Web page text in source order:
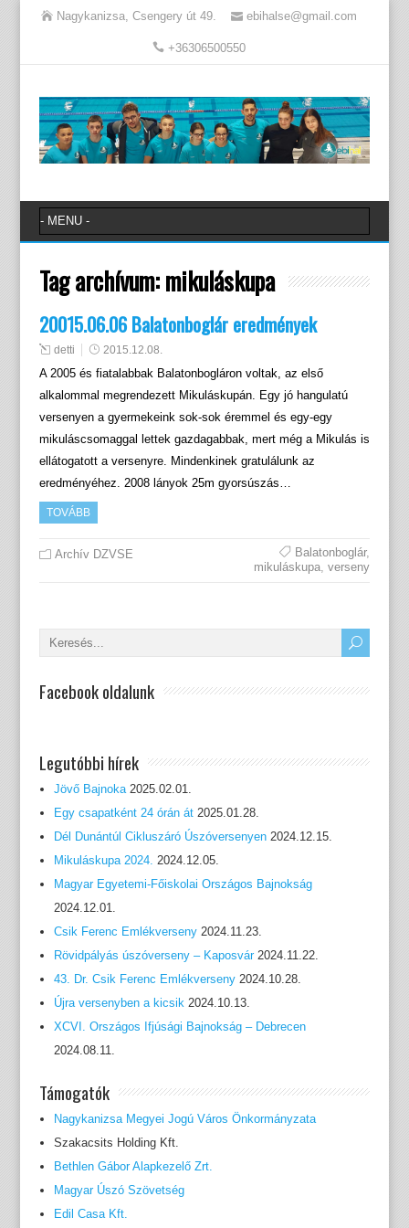
Nagykanizsa, Csengery út 49. ebihalse@gmail.com
+36306500550
Tag archívum:mikuláskupa
20015.06.06 Balatonboglár eredmények
detti 2015.12.08.
A 2005 és fiatalabbak Balatonbogláron voltak, az első
alkalommal megrendezett Mikuláskupán. Egy jó hangulatú
versenyen a gyermekeink sok-sok éremmel és egy-egy
mikuláscsomaggal lettek gazdagabbak, mert még a Mikulás is
ellátogatott a versenyre. Mindenkinek gratulálunk az
eredményéhez. 2008 lányok 25m gyorsúszás…
TOVÁBB
Archív DZVSE Balatonboglár,
mikuláskupa ,verseny
Facebook oldalunk
Legutóbbi hírek
Jövő Bajnoka 2025.02.01.
Egy csapatként 24 órán át 2025.01.28.
Dél Dunántúl Cikluszáró Úszóversenyen 2024.12.15.
Mikuláskupa 2024. 2024.12.05.
Magyar Egyetemi-Főiskolai Országos Bajnokság
2024.12.01.
Csik Ferenc Emlékverseny 2024.11.23.
Rövidpályás úszóverseny – Kaposvár 2024.11.22.
43. Dr. Csik Ferenc Emlékverseny 2024.10.28.
Újra versenyben a kicsik 2024.10.13.
XCVI. Országos Ifjúsági Bajnokság – Debrecen
2024.08.11.
Támogatók
Nagykanizsa Megyei Jogú Város Önkormányzata
Szakacsits Holding Kft.
Bethlen Gábor Alapkezelő Zrt.
Magyar Úszó Szövetség
Edil Casa Kft.